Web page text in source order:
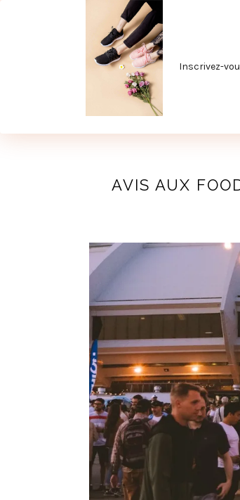
SPÉCIAL RENTRÉE
LECTURE ET FILMS PRODUITS À DÉCOUVRIR
JOINDRE MEVE ET CIE | COLLABORATIONS &
AVIS AUX
Inscrivez-